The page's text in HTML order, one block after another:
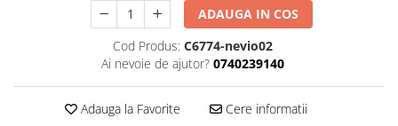
Noptiere dormitor
Paturi cu saltea inclusa(pachet
Paturi de 1 persoana
Paturi lemn & pal
ADAUGA IN COS
Cod Produs: C6774-nevio02
Ai nevoie de ajutor? 0740239140
Adauga la Favorite Cere informatii